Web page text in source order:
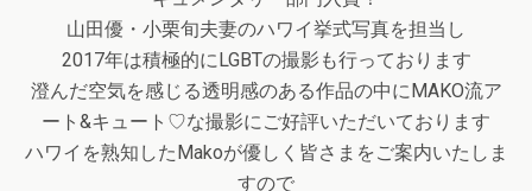
山田優・小栗旬夫妻のハワイ挙式写真を担当し
2017年は積極的にLGBTの撮影も行っております
澄んだ空気を感じる透明感のある作品の中にMAKO流ア
ート&キュート♡な撮影にご好評いただいております
ハワイを熟知したMakoが優しく皆さまをご案内いたしま
すので